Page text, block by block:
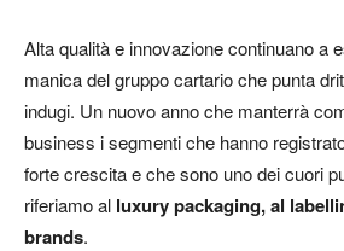
Alta qualità e innovazione continuano a
manica del gruppo cartario che punta
indugi. Un nuovo anno che manterrà
business i segmenti che hanno
forte crescita e che sono uno dei cuori
riferiamo al luxury packaging, al
brands.